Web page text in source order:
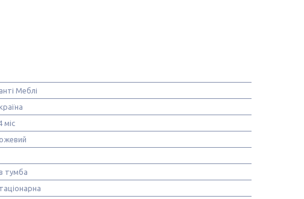
Меблі
міс
тумба